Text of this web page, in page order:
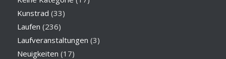
Kunstrad (33)
Laufen (236)
Laufveranstaltungen (3)
Neuigkeiten (17)